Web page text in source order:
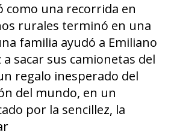
como una recorrida en
rurales terminó en una
familia ayudó a Emiliano
sacar sus camionetas del
regalo inesperado del
del mundo, en un
por la sencillez, la